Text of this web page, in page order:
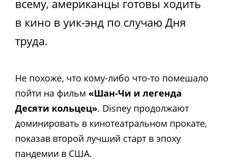
всему, американцы готовы ходить
в кино в уик-энд по случаю Дня
труда.
Не похоже, что кому-либо что-то помешало
пойти на фильм «Шан-Чи и легенда
Десяти кольцец». Disney продолжают
доминировать в кинотеатральном прокате,
показав второй лучший старт в эпоху
пандемии в США.